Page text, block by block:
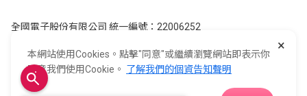
全國電子股份有限公司 統一編號：22006252
Copyright ©2026© E-Life Co., Ltd. All Rights Reserved.
×
本網站使用Cookies。點擊"同意"或繼續瀏覽網站即表示你
同意我們使用Cookie。 了解我們的個資告知聲明